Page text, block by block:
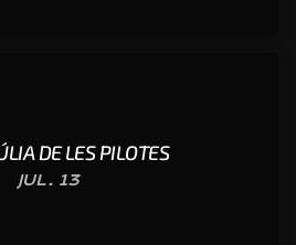
DE LES PILOTES
JUL. 13